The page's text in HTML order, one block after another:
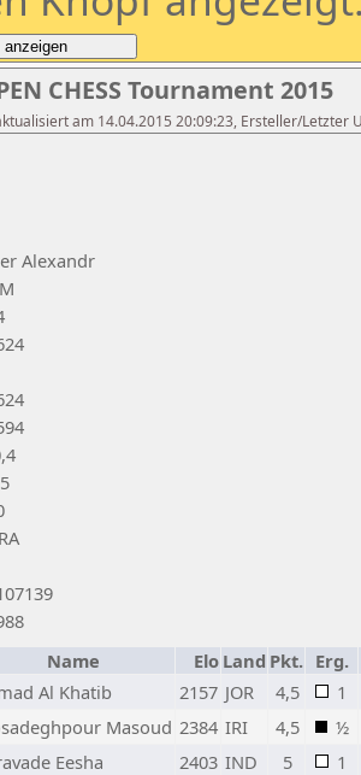
CHESS Tournament 2015
am 14.04.2015 20:09:23, Ersteller/Letzter
Alexandr
Name Elo Land Pkt. Erg.
Al Khatib 2157 JOR 4,5
1
Masoud 2384 IRI 4,5
½
Eesha 2403 IND 5
1